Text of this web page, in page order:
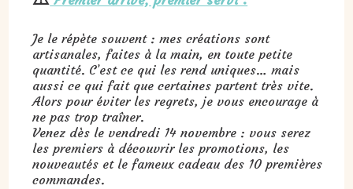
Je le répète souvent : mes créations sont
artisanales, faites à la main, en toute petite
quantité. C’est ce qui les rend uniques… mais
aussi ce qui fait que certaines partent très vite.
Alors pour éviter les regrets, je vous encourage à
ne pas trop traîner.
Venez dès le vendredi 14 novembre : vous serez
les premiers à découvrir les promotions, les
nouveautés et le fameux cadeau des 10 premières
commandes.